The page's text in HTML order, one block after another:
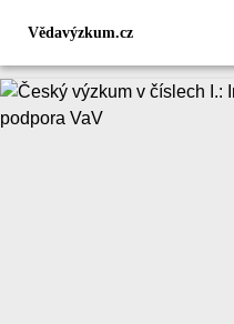
Vědavýzkum.cz